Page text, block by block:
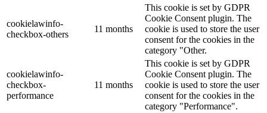
cookielawinfo-
checkbox-others
11 months
This cookie is set by GDPR
Cookie Consent plugin. The
cookie is used to store the user
consent for the cookies in the
category "Other.
cookielawinfo-
checkbox-
performance
11 months
This cookie is set by GDPR
Cookie Consent plugin. The
cookie is used to store the user
consent for the cookies in the
category "Performance".